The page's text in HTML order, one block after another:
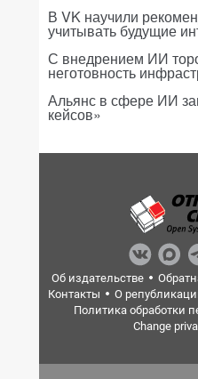
В VK научили
учитывать будущие
С внедрением ИИ
неготовность
Альянс в сфере ИИ
кейсов»
Об издательстве
Контакты
О
Политика обработки
Change